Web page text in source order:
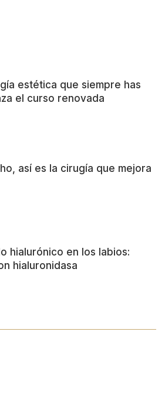
estética que siempre has
el curso renovada
así es la cirugía que mejora
hialurónico en los labios:
hialuronidasa